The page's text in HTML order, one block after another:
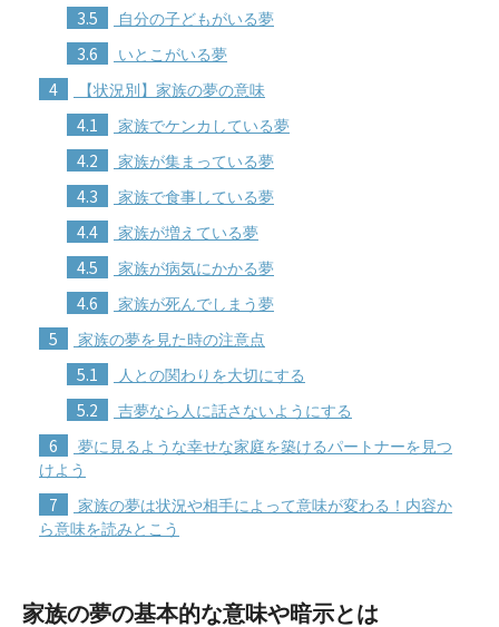
3.5 自分の子どもがいる夢
3.6 いとこがいる夢
4 【状況別】家族の夢の意味
4.1 家族でケンカしている夢
4.2 家族が集まっている夢
4.3 家族で食事している夢
4.4 家族が増えている夢
4.5 家族が病気にかかる夢
4.6 家族が死んでしまう夢
5 家族の夢を見た時の注意点
5.1 人との関わりを大切にする
5.2 吉夢なら人に話さないようにする
6
夢に見るような幸せな家庭を築けるパートナーを見つ
けよう
7
家族の夢は状況や相手によって意味が変わる！内容か
ら意味を読みとこう
家族の夢の基本的な意味や暗示とは